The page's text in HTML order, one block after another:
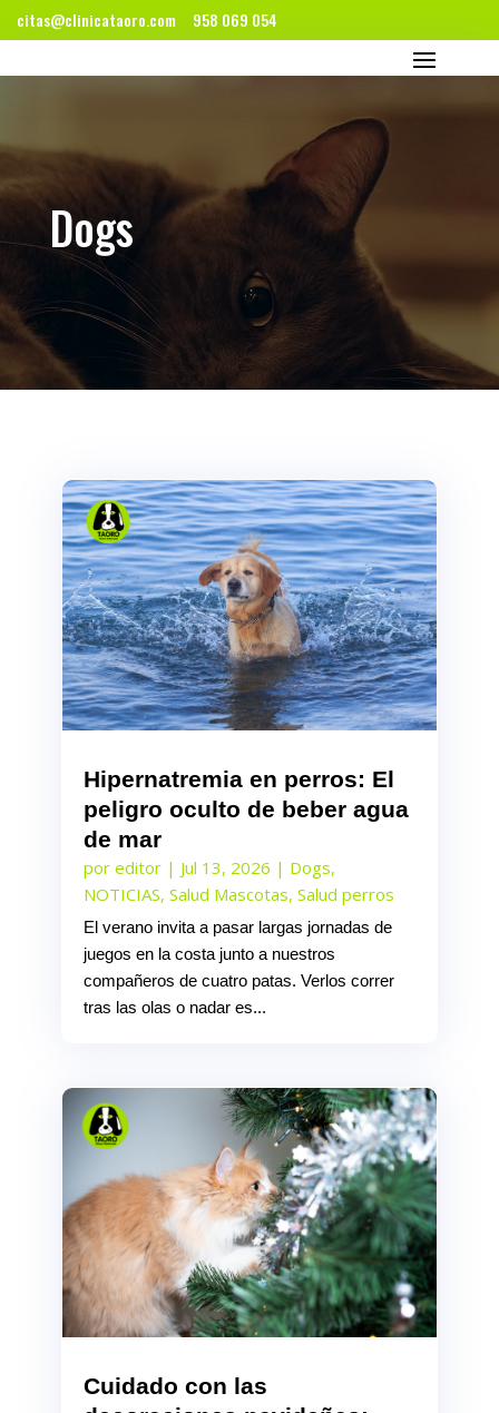
citas@clinicataoro.com 958 069 054
Dogs
Hipernatremia en perros: El
peligro oculto de beber agua
de mar
por editor| Jul 13, 2026 | Dogs,
NOTICIAS, Salud Mascotas, Salud perros
El verano invita a pasar largas jornadas de
juegos en la costa junto a nuestros
compañeros de cuatro patas. Verlos correr
tras las olas o nadar es...
Cuidado con las